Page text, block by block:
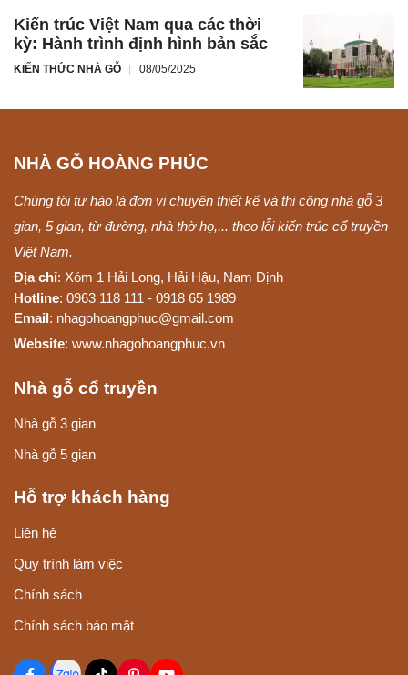
Kiến trúc Việt Nam qua các thời
kỳ: Hành trình định hình bản sắc
KIẾN THỨC NHÀ GỖ 08/05/2025
NHÀ GỖ HOÀNG PHÚC
Chúng tôi tự hào là đơn vị chuyên thiết kế và thi công nhà gỗ 3
gian, 5 gian, từ đường, nhà thờ họ,... theo lỗi kiến trúc cổ truyền
Việt Nam.
Địa chỉ: Xóm 1 Hải Long, Hải Hậu, Nam Định
Hotline: 0963 118 111 - 0918 65 1989
Email: nhagohoangphuc@gmail.com
Website: www.nhagohoangphuc.vn
Nhà gỗ cổ truyền
Nhà gỗ 3 gian
Nhà gỗ 5 gian
Hỗ trợ khách hàng
Liên hệ
Quy trình làm việc
Chính sách
Chính sách bảo mật